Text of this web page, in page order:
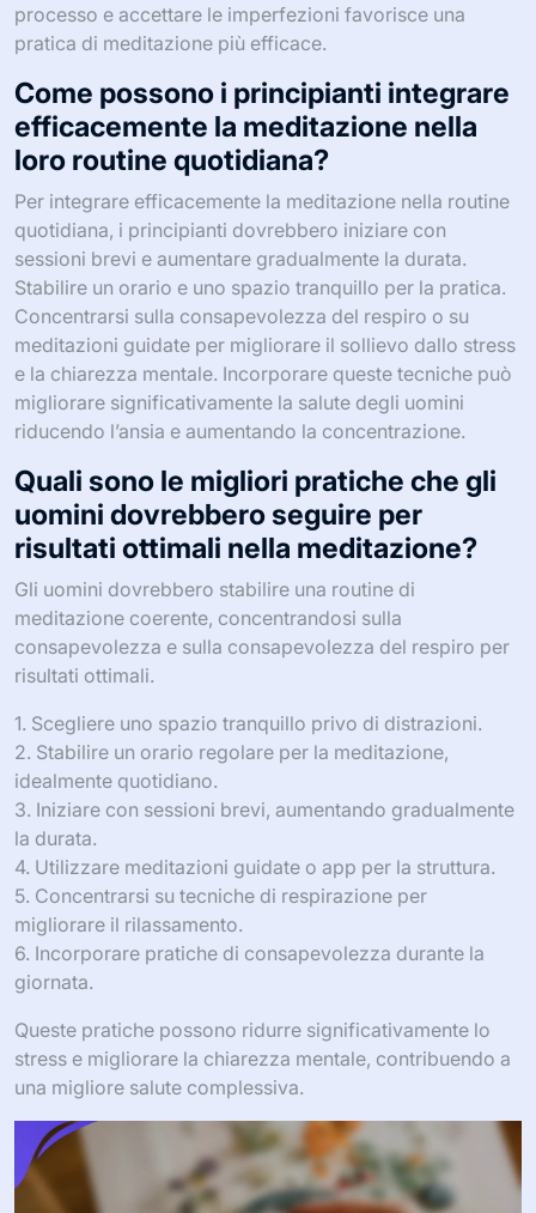
processo e accettare le imperfezioni favorisce una
pratica di meditazione più efficace.
Come possono i principianti integrare
efficacemente la meditazione nella
loro routine quotidiana?
Per integrare efficacemente la meditazione nella routine
quotidiana, i principianti dovrebbero iniziare con
sessioni brevi e aumentare gradualmente la durata.
Stabilire un orario e uno spazio tranquillo per la pratica.
Concentrarsi sulla consapevolezza del respiro o su
meditazioni guidate per migliorare il sollievo dallo stress
e la chiarezza mentale. Incorporare queste tecniche può
migliorare significativamente la salute degli uomini
riducendo l’ansia e aumentando la concentrazione.
Quali sono le migliori pratiche che gli
uomini dovrebbero seguire per
risultati ottimali nella meditazione?
Gli uomini dovrebbero stabilire una routine di
meditazione coerente, concentrandosi sulla
consapevolezza e sulla consapevolezza del respiro per
risultati ottimali.
1. Scegliere uno spazio tranquillo privo di distrazioni.
2. Stabilire un orario regolare per la meditazione,
idealmente quotidiano.
3. Iniziare con sessioni brevi, aumentando gradualmente
la durata.
4. Utilizzare meditazioni guidate o app per la struttura.
5. Concentrarsi su tecniche di respirazione per
migliorare il rilassamento.
6. Incorporare pratiche di consapevolezza durante la
giornata.
Queste pratiche possono ridurre significativamente lo
stress e migliorare la chiarezza mentale, contribuendo a
una migliore salute complessiva.